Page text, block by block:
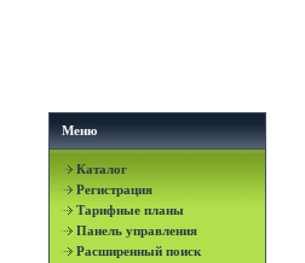
Меню
Каталог
Регистрация
Тарифные планы
Панель управления
Расширенный поиск